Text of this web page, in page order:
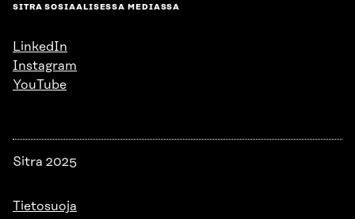
SITRA SOSIAALISESSA MEDIASSA
LinkedIn
Instagram
YouTube
Sitra 2025
Tietosuoja